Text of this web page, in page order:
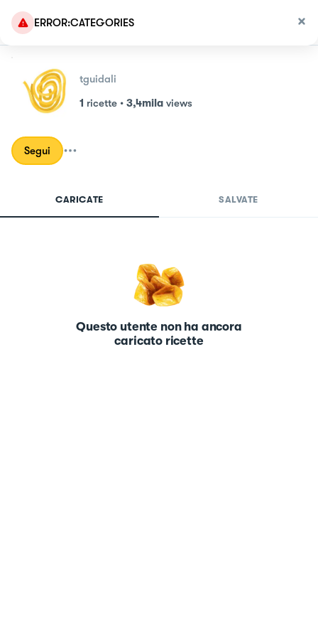
ERROR:CATEGORIES
tguidali
1 ricette • 3,4mila views
Segui
CARICATE SALVATE
Questo utente non ha ancora
caricato ricette